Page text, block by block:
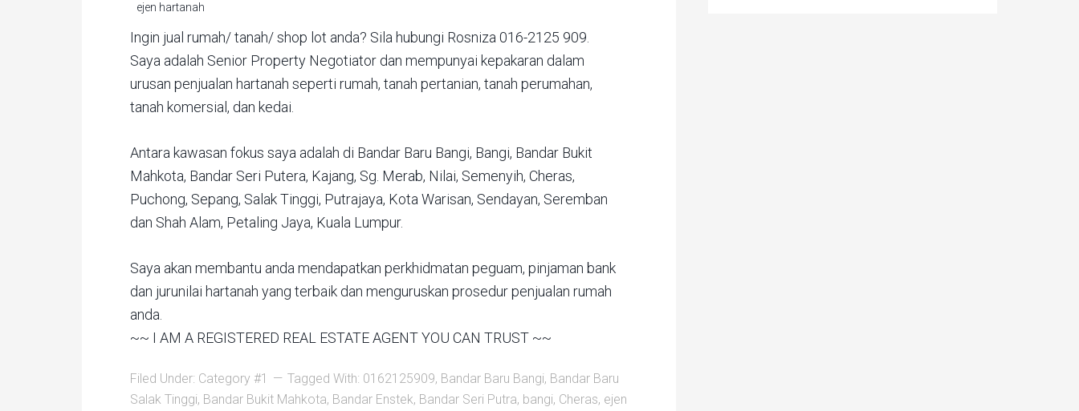
ejen hartanah
Ingin jual rumah/ tanah/ shop lot anda? Sila hubungi Rosniza 016-2125 909.
Saya adalah Senior Property Negotiator dan mempunyai kepakaran dalam
urusan penjualan hartanah seperti rumah, tanah pertanian, tanah perumahan,
tanah komersial, dan kedai.
Antara kawasan fokus saya adalah di Bandar Baru Bangi, Bangi, Bandar Bukit
Mahkota, Bandar Seri Putera, Kajang, Sg. Merab, Nilai, Semenyih, Cheras,
Puchong, Sepang, Salak Tinggi, Putrajaya, Kota Warisan, Sendayan, Seremban
dan Shah Alam, Petaling Jaya, Kuala Lumpur.
Saya akan membantu anda mendapatkan perkhidmatan peguam, pinjaman bank
dan jurunilai hartanah yang terbaik dan menguruskan prosedur penjualan rumah
anda.
~~ I AM A REGISTERED REAL ESTATE AGENT YOU CAN TRUST ~~
Filed Under: Category #1 Tagged With: 0162125909, Bandar Baru Bangi, Bandar Baru
Salak Tinggi, Bandar Bukit Mahkota, Bandar Enstek, Bandar Seri Putra, bangi, Cheras, ejen